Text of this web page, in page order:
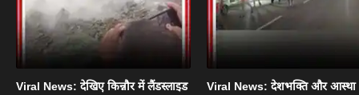
Viral News: देखिए किन्नौर में लैंडस्लाइड
Viral News: देशभक्ति और आस्था